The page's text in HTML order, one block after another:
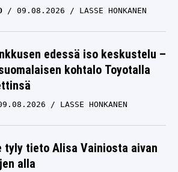
09.08.2026 LASSE HONKANEN
edessä iso keskustelu –
kohtalo Toyotalla
LASSE HONKANEN
tyly tieto Alisa Vainiosta aivan
alla